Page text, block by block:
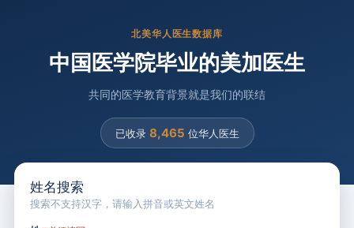
北美华人医生数据库
中国医学院毕业的美加医生
共同的医学教育背景就是我们的联结
已收录 8,465 位华人医生
姓名搜索
搜索不支持汉字，请输入拼音或英文姓名